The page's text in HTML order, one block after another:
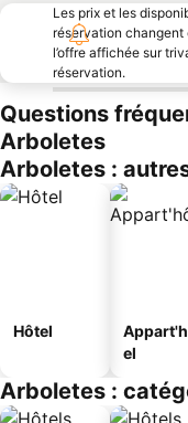
Les prix et les
réservation changent
l’offre affichée sur
réservation.
Questions
Arboletes
Arboletes :
Hôtel
el
Arboletes :